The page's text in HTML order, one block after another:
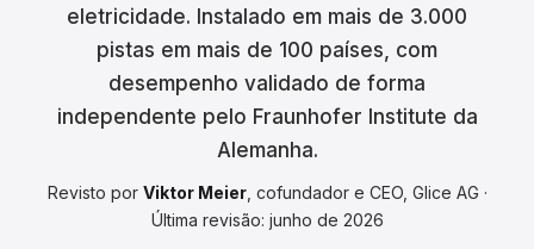
Magyar
Hrvatski
Română
eletricidade. Instalado em mais de 3.000
pistas em mais de 100 países, com
desempenho validado de forma
independente pelo Fraunhofer Institute da
Alemanha.
Revisto por Viktor Meier, cofundador e CEO, Glice AG ·
Última revisão: junho de 2026